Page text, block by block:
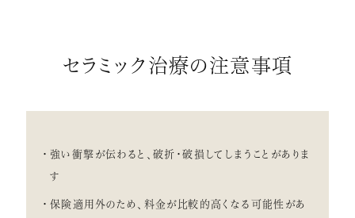
セラミック治療の注意事項
強い衝撃が伝わると、破折・破損してしまうことがありま
す
保険適用外のため、料金が比較的高くなる可能性があ